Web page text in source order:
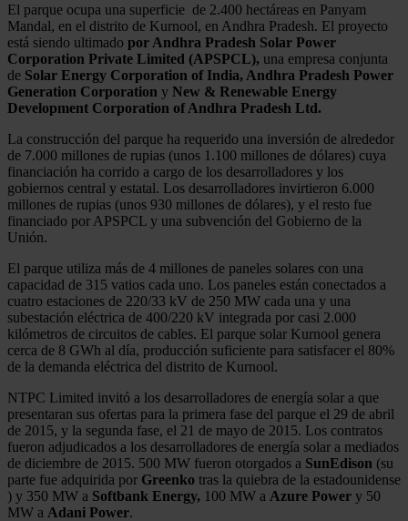
El parque ocupa una superficie de 2.400 hectáreas en Panyam
Mandal, en el distrito de Kurnool, en Andhra Pradesh. El proyecto
está siendo ultimado por Andhra Pradesh Solar Power
Corporation Private Limited (APSPCL), una empresa conjunta
de Solar Energy Corporation of India, Andhra Pradesh Power
Generation Corporation y New & Renewable Energy
Development Corporation of Andhra Pradesh Ltd.
La construcción del parque ha requerido una inversión de alrededor
de 7.000 millones de rupias (unos 1.100 millones de dólares) cuya
financiación ha corrido a cargo de los desarrolladores y los
gobiernos central y estatal. Los desarrolladores invirtieron 6.000
millones de rupias (unos 930 millones de dólares), y el resto fue
financiado por APSPCL y una subvención del Gobierno de la
Unión.
El parque utiliza más de 4 millones de paneles solares con una
capacidad de 315 vatios cada uno. Los paneles están conectados a
cuatro estaciones de 220/33 kV de 250 MW cada una y una
subestación eléctrica de 400/220 kV integrada por casi 2.000
kilómetros de circuitos de cables. El parque solar Kurnool genera
cerca de 8 GWh al día, producción suficiente para satisfacer el 80%
de la demanda eléctrica del distrito de Kurnool.
NTPC Limited invitó a los desarrolladores de energía solar a que
presentaran sus ofertas para la primera fase del parque el 29 de abril
de 2015, y la segunda fase, el 21 de mayo de 2015. Los contratos
fueron adjudicados a los desarrolladores de energía solar a mediados
de diciembre de 2015. 500 MW fueron otorgados a SunEdison (su
parte fue adquirida por Greenko tras la quiebra de la estadounidense
) y 350 MW a Softbank Energy, 100 MW a Azure Power y 50
MW a Adani Power.